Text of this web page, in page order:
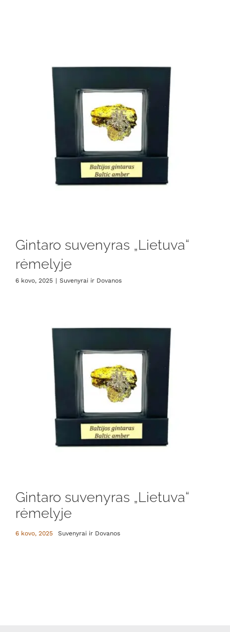
Gintaro suvenyras „Lietuva“
rėmelyje
6 kovo, 2025 | Suvenyrai ir Dovanos
Gintaro suvenyras „Lietuva“
rėmelyje
6 kovo, 2025 Suvenyrai ir Dovanos